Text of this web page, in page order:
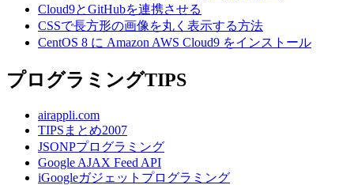
Cloud9とGitHubを連携させる
CSSで長方形の画像を丸く表示する方法
CentOS 8 に Amazon AWS Cloud9 をインストール
プログラミングTIPS
airappli.com
TIPSまとめ2007
JSONPプログラミング
Google AJAX Feed API
iGoogleガジェットプログラミング